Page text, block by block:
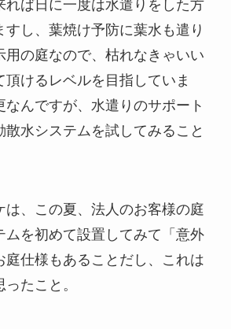
れば日に一度は水遣りをした方
すし、葉焼け予防に葉水も遣り
用の庭なので、枯れなきゃいい
頂けるレベルを目指していま
んですが、水遣りのサポート
散水システムを試してみること
は、この夏、法人のお客様の庭
ムを初めて設置してみて「意外
庭仕様もあることだし、これは
たこと。